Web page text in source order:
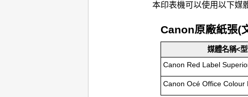
本印表機可以使用以下媒
Canon原廠紙張(
媒體名稱<
Canon Red Label
Canon Océ Office Colour